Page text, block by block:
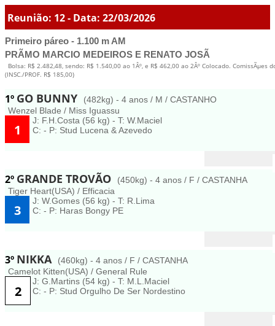
Reunião: 12 - Data: 22/03/2026
Primeiro páreo - 1.100 m AM
PRÃMO MARCIO MEDEIROS E RENATO JOSÃ
Bolsa: R$ 2.482,48, sendo: R$ 1.540,00 ao 1Âº, e R$ 462,00 ao 2Âº Colocado. ComissÃµes
(INSC./PROF. R$ 185,00)
1º GO BUNNY
(482kg) - 4 anos / M / CASTANHO
Wenzel Blade / Miss Iguassu
1
J: F.H.Costa (56 kg) - T: W.Maciel
C: - P: Stud Lucena & Azevedo
2º GRANDE TROVÃO
(450kg) - 4 anos / F / CASTANHA
Tiger Heart(USA) / Efficacia
3
J: W.Gomes (56 kg) - T: R.Lima
C: - P: Haras Bongy PE
3º NIKKA
(460kg) - 4 anos / F / CASTANHA
Camelot Kitten(USA) / General Rule
2
J: G.Martins (54 kg) - T: M.L.Maciel
C: - P: Stud Orgulho De Ser Nordestino